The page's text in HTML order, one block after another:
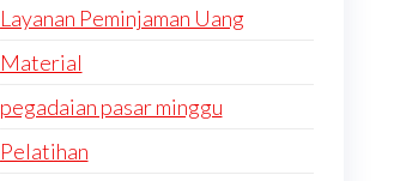
Layanan Peminjaman Uang
Material
pegadaian pasar minggu
Pelatihan